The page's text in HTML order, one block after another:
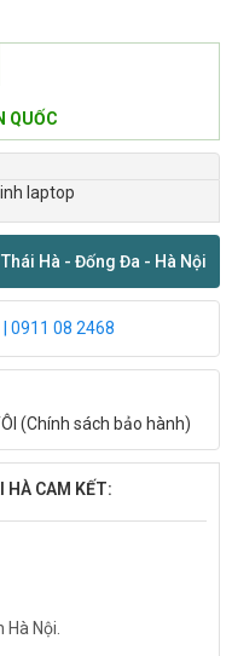
QUỐC
laptop
Hà - Đống Đa - Hà Nội
0911 08 2468
(Chính sách bảo hành)
HÀ CAM KẾT:
Nội.